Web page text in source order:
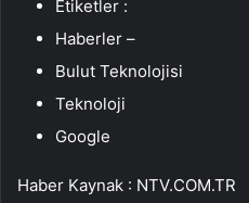
Etiketler :
Haberler –
Bulut Teknolojisi
Teknoloji
Google
Haber Kaynak : NTV.COM.TR